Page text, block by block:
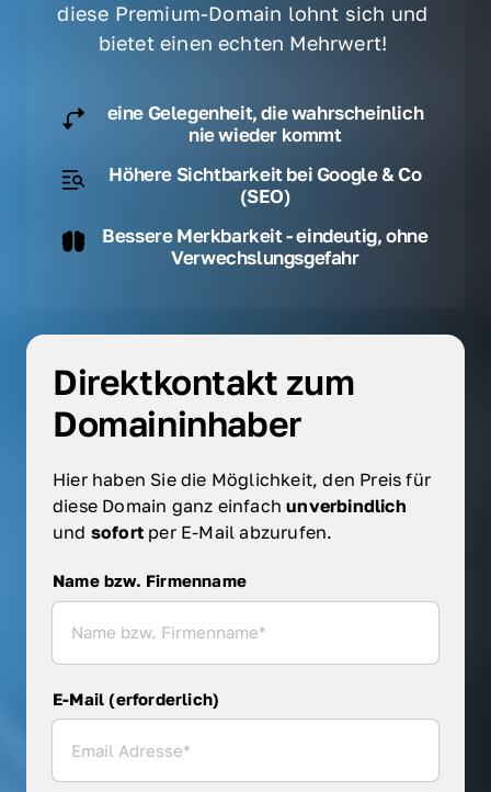
diese Premium-Domain lohnt sich und
bietet einen echten Mehrwert!
eine Gelegenheit, die wahrscheinlich
nie wieder kommt
Höhere Sichtbarkeit bei Google & Co
(SEO)
Bessere Merkbarkeit - eindeutig, ohne
Verwechslungsgefahr
Direktkontakt zum
Domaininhaber
Hier haben Sie die Möglichkeit, den Preis für
diese Domain ganz einfach
und sofort per E-Mail abzurufen.
Name bzw. Firmenname
Name bzw. Firmenname
E-Mail (erforderlich)